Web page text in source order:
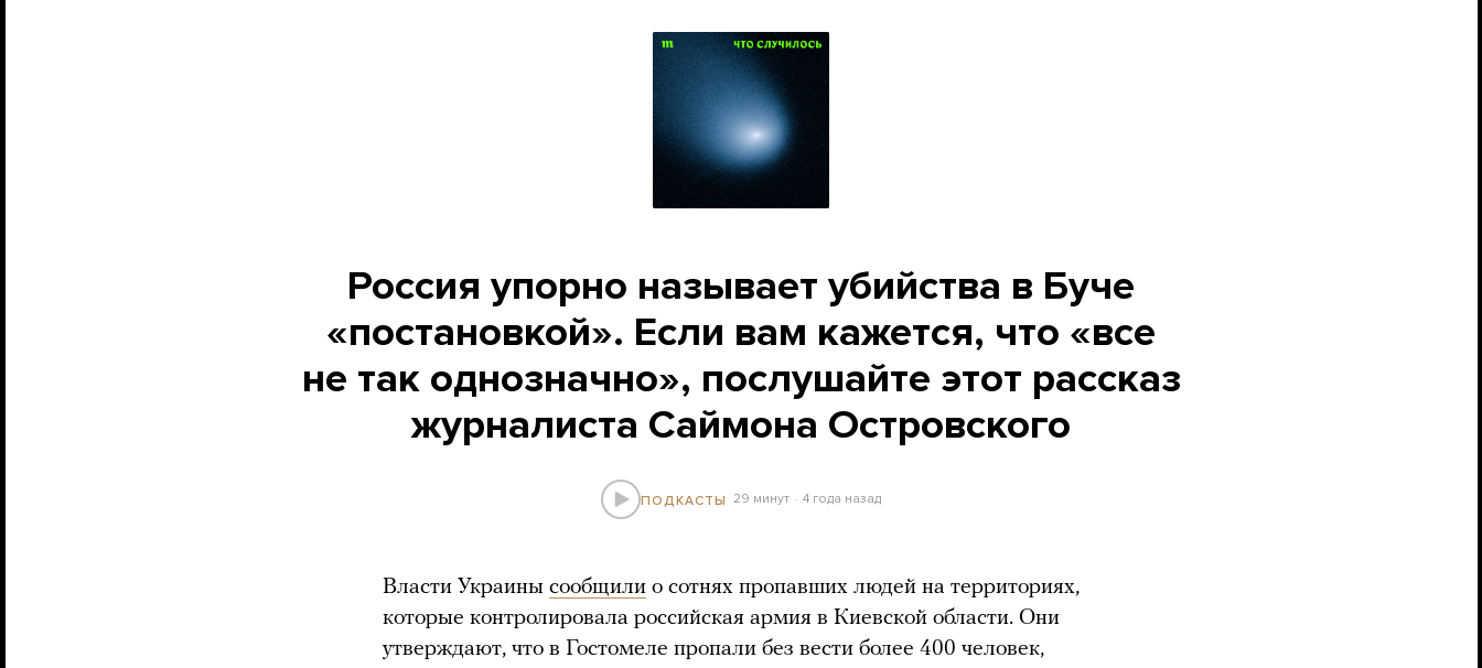
Россия упорно называет убийства в Буче
«постановкой». Если вам кажется, что «все
не так однозначно», послушайте этот рассказ
журналиста Саймона Островского
ПОДКАСТЫ 29 минут 4 года назад
Власти Украины сообщили о сотнях пропавших людей на территориях,
которые контролировала российская армия в Киевской области. Они
утверждают, что в Гостомеле пропали без вести более 400 человек,